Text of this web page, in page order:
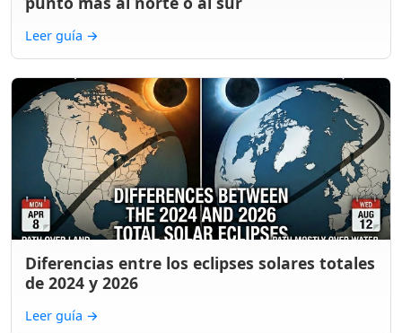
Leer guía →
Diferencias entre los eclipses solares totales
de 2024 y 2026
Leer guía →